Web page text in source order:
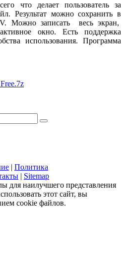
что делает пользователь за
Результат можно сохранить в
Можно записать весь экран,
окно. Есть поддержка
использования. Программа
| Политика
| Sitemap
для наилучшего представления
этот сайт, вы
cookie файлов.